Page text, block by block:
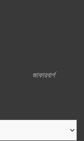
জাকারবার্গ